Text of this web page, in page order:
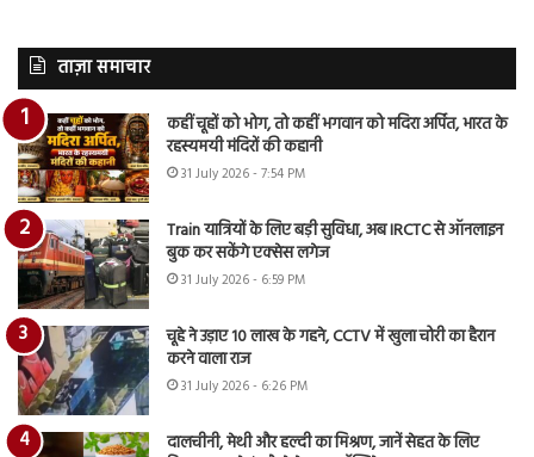
ताज़ा समाचार
कहीं चूहों को भोग, तो कहीं भगवान को मदिरा अर्पित, भारत के
रहस्यमयी मंदिरों की कहानी
31 July 2026 - 7:54 PM
Train यात्रियों के लिए बड़ी सुविधा, अब IRCTC से ऑनलाइन
बुक कर सकेंगे एक्सेस लगेज
31 July 2026 - 6:59 PM
चूहे ने उड़ाए 10 लाख के गहने, CCTV में खुला चोरी का हैरान
करने वाला राज
31 July 2026 - 6:26 PM
दालचीनी, मेथी और हल्दी का मिश्रण, जानें सेहत के लिए